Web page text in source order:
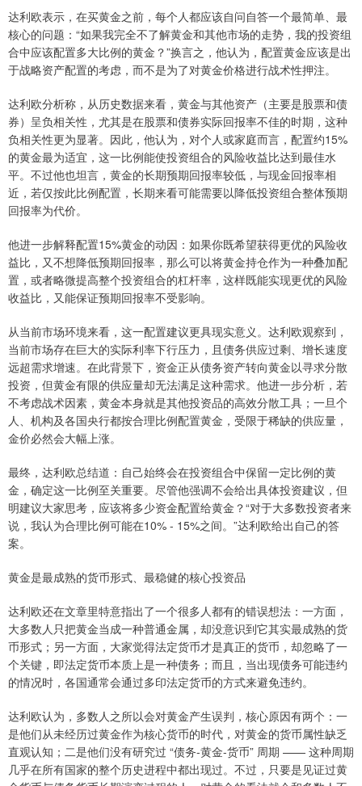
达利欧表示，在买黄金之前，每个人都应该自问自答一个最简单、最
核心的问题：“如果我完全不了解黄金和其他市场的走势，我的投资组
合中应该配置多大比例的黄金？”换言之，他认为，配置黄金应该是出
于战略资产配置的考虑，而不是为了对黄金价格进行战术性押注。​
达利欧分析称，从历史数据来看，黄金与其他资产（主要是股票和债
券）呈负相关性，尤其是在股票和债券实际回报率不佳的时期，这种
负相关性更为显著。因此，他认为，对个人或家庭而言，配置约15%
的黄金最为适宜，这一比例能使投资组合的风险收益比达到最佳水
平。不过他也坦言，黄金的长期预期回报率较低，与现金回报率相
近，若仅按此比例配置，长期来看可能需要以降低投资组合整体预期
回报率为代价。
他进一步解释配置15%黄金的动因：如果你既希望获得更优的风险收
益比，又不想降低预期回报率，那么可以将黄金持仓作为一种叠加配
置，或者略微提高整个投资组合的杠杆率，这样既能实现更优的风险
收益比，又能保证预期回报率不受影响。
从当前市场环境来看，这一配置建议更具现实意义。达利欧观察到，
当前市场存在巨大的实际利率下行压力，且债务供应过剩、增长速度
远超需求增速。在此背景下，资金正从债务资产转向黄金以寻求分散
投资，但黄金有限的供应量却无法满足这种需求。他进一步分析，若
不考虑战术因素，黄金本身就是其他投资品的高效分散工具；一旦个
人、机构及各国央行都按合理比例配置黄金，受限于稀缺的供应量，
金价必然会大幅上涨。
最终，达利欧总结道：自己始终会在投资组合中保留一定比例的黄
金，确定这一比例至关重要。尽管他强调不会给出具体投资建议，但
明建议大家思考，应该将多少资金配置给黄金？“对于大多数投资者来
说，我认为合理比例可能在10% - 15%之间。”达利欧给出自己的答
案。
黄金是最成熟的货币形式、最稳健的核心投资品
达利欧还在文章里特意指出了一个很多人都有的错误想法：一方面，
大多数人只把黄金当成一种普通金属，却没意识到它其实最成熟的货
币形式；另一方面，大家觉得法定货币才是真正的货币，却忽略了一
个关键，即法定货币本质上是一种债务；而且，当出现债务可能违约
的情况时，各国通常会通过多印法定货币的方式来避免违约。
达利欧认为，多数人之所以会对黄金产生误判，核心原因有两个：一
是他们从未经历过黄金作为核心货币的时代，对黄金的货币属性缺乏
直观认知；二是他们没有研究过 “债务-黄金-货币” 周期 —— 这种周期
几乎在所有国家的整个历史进程中都出现过。不过，只要是见证过黄